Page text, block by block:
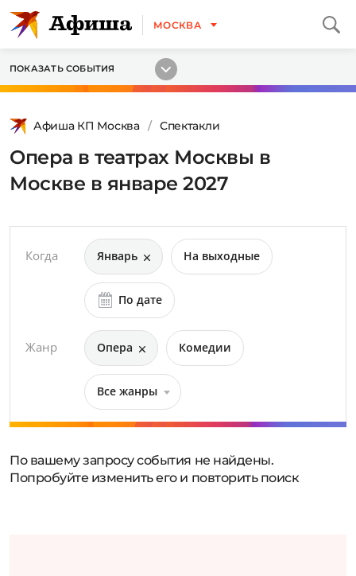
МОСКВА
ПОКАЗАТЬ СОБЫТИЯ
Афиша КП Москва Спектакли
Опера в театрах Москвы в
Москве в январе 2027
Когда Январь На выходные
По дате
Жанр Опера Комедии
Все жанры
По вашему запросу события не найдены.
Попробуйте изменить его и повторить поиск